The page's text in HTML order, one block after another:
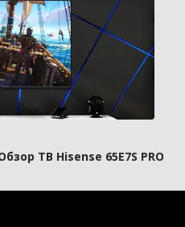
ТВ Hisense 65E7S PRO